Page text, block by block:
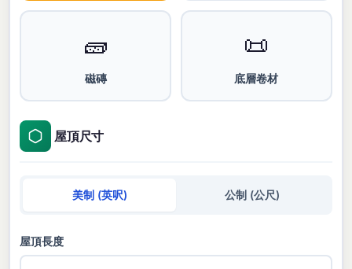
🧱
磁磚
📜
底層卷材
屋頂尺寸
美制 (英呎) 公制 (公尺)
屋頂長度